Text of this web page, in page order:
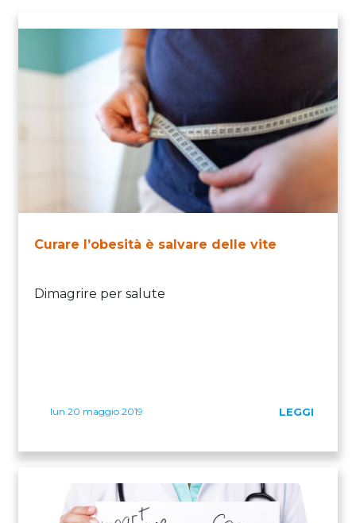
Curare l’obesità è salvare delle vite
Dimagrire per salute
lun 20 maggio 2019 LEGGI